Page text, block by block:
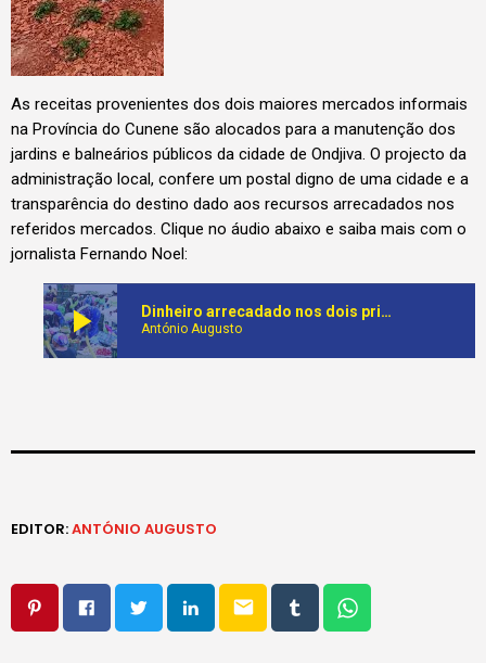
As receitas provenientes dos dois maiores mercados informais
na Província do Cunene são alocados para a manutenção dos
jardins e balneários públicos da cidade de Ondjiva. O projecto da
administração local, confere um postal digno de uma cidade e a
transparência do destino dado aos recursos arrecadados nos
referidos mercados. Clique no áudio abaixo e saiba mais com o
jornalista Fernando Noel:
play_arrow Dinheiro arrecadado nos dois principais mercados informais do Cunene aplicados para manutenção de jardins e balneários públicos
António Augusto
EDITOR:ANTÓNIO AUGUSTO
email